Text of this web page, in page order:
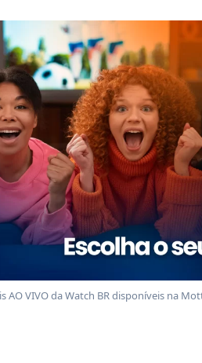
AO VIVO da Watch BR disponíveis na